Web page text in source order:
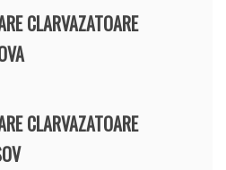
CLARVAZATOARE
CLARVAZATOARE